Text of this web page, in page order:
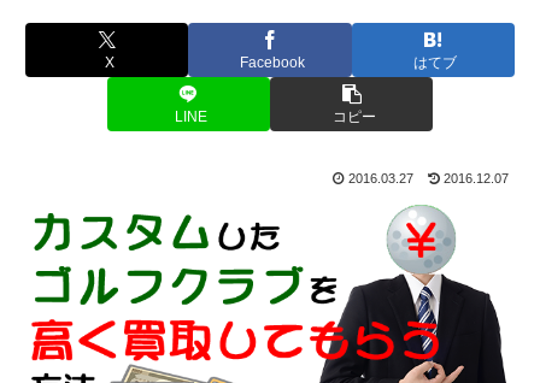
X Facebook はてブ
LINE コピー
2016.03.27 2016.12.07